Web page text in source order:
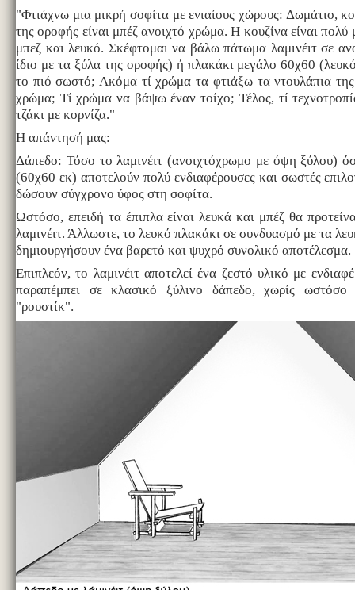
"Φτιάχνω μια μικρή σοφίτα με ενιαίους χώρους: Δωμάτιο,
της οροφής είναι μπέζ ανοιχτό χρώμα. Η κουζίνα είναι πολύ
μπεζ και λευκό. Σκέφτομαι να βάλω πάτωμα λαμινέιτ σε
ίδιο με τα ξύλα της οροφής) ή πλακάκι μεγάλο 60χ60
το πιό σωστό; Ακόμα τί χρώμα τα φτιάξω τα ντουλάπια της
χρώμα; Τί χρώμα να βάψω έναν τοίχο; Τέλος, τί
τζάκι με κορνίζα."
Η απάντησή μας:
Δάπεδο: Τόσο το λαμινέιτ (ανοιχτόχρωμο με όψη ξύλου)
(60χ60 εκ) αποτελούν πολύ ενδιαφέρουσες και σωστές
δώσουν σύγχρονο ύφος στη σοφίτα.
Ωστόσο, επειδή τα έπιπλα είναι λευκά και μπέζ θα
λαμινέιτ. Άλλωστε, το λευκό πλακάκι σε συνδυασμό με τα
δημιουργήσουν ένα βαρετό και ψυχρό συνολικό αποτέλεσμα.
Επιπλεόν, το λαμινέιτ αποτελεί ένα ζεστό υλικό με
παραπέμπει σε κλασικό ξύλινο δάπεδο, χωρίς ωστόσο
"ρουστίκ".